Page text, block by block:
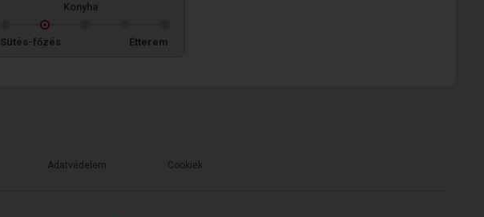
Konyha
Sütés-főzés Étterem
Adatvédelem Cookiek